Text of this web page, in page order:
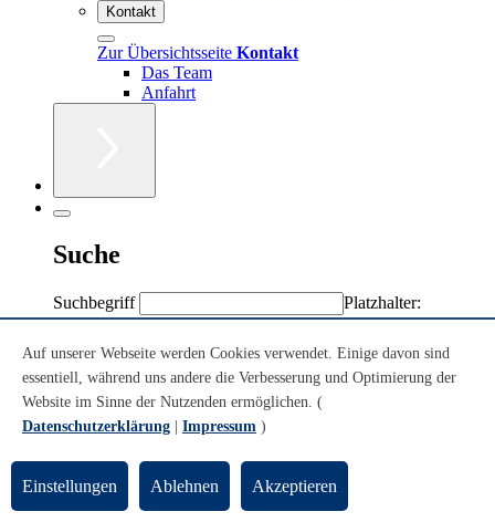
Kontakt
Zur Übersichtsseite Kontakt
Das Team
Anfahrt
Suche
Suchbegriff
Platzhalter:
Sternchen (*)
Volltext
Personen/Einrichtungen
Volltext + Personen/Einrichtungen
Konzerte
Theatersaal
Auf unserer Webseite werden Cookies verwendet. Einige davon sind
essentiell, während uns andere die Verbesserung und Optimierung der
Website im Sinne der Nutzenden ermöglichen. (
Datenschutzerklärung
Impressum )
Einstellungen Ablehnen Akzeptieren